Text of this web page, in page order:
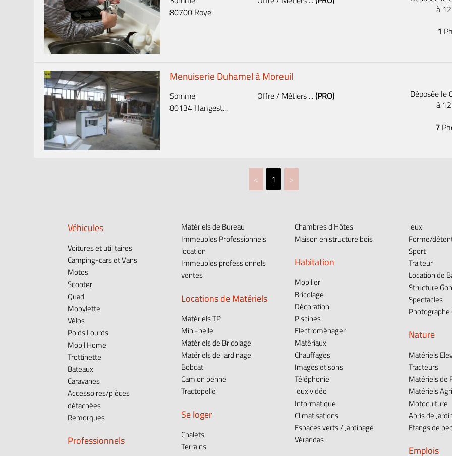
80700 Roye
à
1
Menuiserie Duhamel à Moreuil
Somme
80134 Hangest...
Offre / Métiers ...(PRO)
Déposée
à
7
< 1 >
Véhicules
Voitures et utilitaires
Camping-cars et Vans
Motos
Scooter
Quad
Mobylette
Vélos
Poids Lourds
Mobil Home
Trottinette
Bateaux
Caravanes
Accessoires/pièces
détachées
Remorques
Professionnels
Matériels de Bureau
Immeubles Professionnels
location
Immeubles professionnels
ventes
Locations de Matériels
Matériels TP
Mini-pelle
Matériels de Bricolage
Matériels de Jardinage
Bobcat
Camion benne
Tractopelle
Se loger
Chalets
Terrains
Chambres d'Hôtes
Maison en structure bois
Habitation
Mobilier
Bricolage
Décoration
Piscines
Electroménager
Matériaux
Chauffages
Images et sons
Téléphonie
Jeux vidéo
Informatique
Climatisations
Espaces verts / Jardinage
Vérandas
Jeux
Forme/
Sport
Traiteur
Location de
Structure
Spectacles
Photographe
Nature
Matériels
Tracteurs
Matériels de
Matériels
Motoculture
Abris de
Etangs de
Emplois